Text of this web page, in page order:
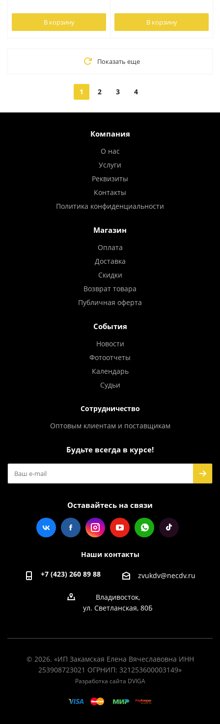
В корзину В корзину
Показать еще
1 2 3 4
Компания
О нас
Услуги
Реквизиты
Контакты
Политика конфиденциальности
Магазин
Оплата
Доставка
Скидки
Возврат товара
Публичная оферта
События
Новости
Фотоотчеты
Календарь
Судьи
Сотрудничество
Оптовым клиентам и поставщикам
Будьте всегда в курсе!
Оставайтесь на связи
Наши контакты
+7 (423) 260 89 88 zvukdv@necdv.ru
Владивосток,
ул. Светланская, 80Б
© 2026. «ИП Закамская Елена Вячеславовна ИНН
253908723021 ОГРНИП: 321253600003149»
Разработка сайта DVIGA